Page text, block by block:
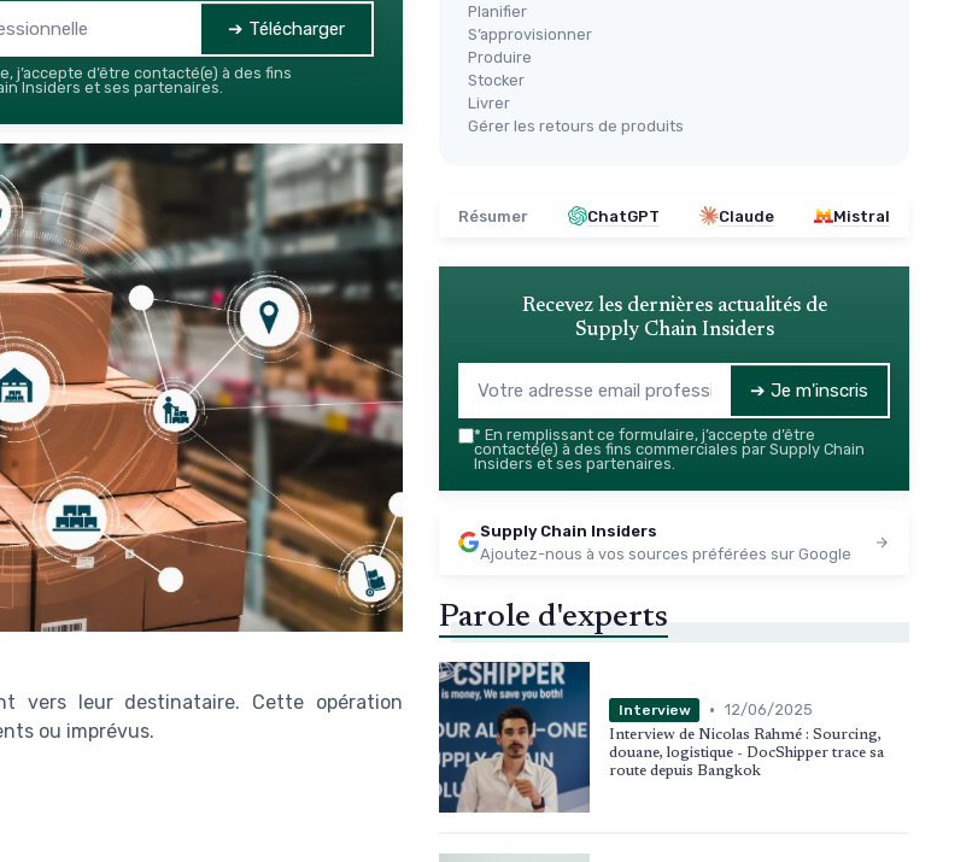
➔ Télécharger
j’accepte d’être contacté(e) à des fins
Insiders et ses partenaires.
vers leur destinataire. Cette opération
ou imprévus.
Planifier
S’approvisionner
Produire
Stocker
Livrer
Gérer les retours de produits
Résumer ChatGPT Claude Mistral
Recevez les dernières actualités de
Supply Chain Insiders
➔ Je m'inscris
* En remplissant ce formulaire, j’accepte d’être
contacté(e) à des fins commerciales par Supply Chain
Insiders et ses partenaires.
Supply Chain Insiders
Ajoutez-nous à vos sources préférées sur Google
Parole d'experts
Interview • 12/06/2025
Interview de Nicolas Rahmé : Sourcing,
douane, logistique - DocShipper trace sa
route depuis Bangkok